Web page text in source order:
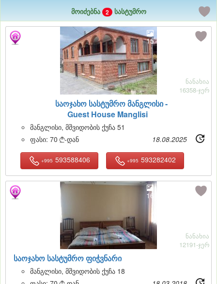
მოიძებნა 2 სასტუმრო
15
საოჯახო სასტუმრო მანგლისი -
Guest House Manglisi
ნანახია
16358-ჯერ
მანგლისი, მშვიდობის ქუჩა 51
ფასი: 70 -დან 18.08.2025
+995 593588406 +995 593282402
16
საოჯახო სასტუმრო ფიჭვნარი
ნანახია
12191-ჯერ
მანგლისი, მშვიდობის ქუჩა 18